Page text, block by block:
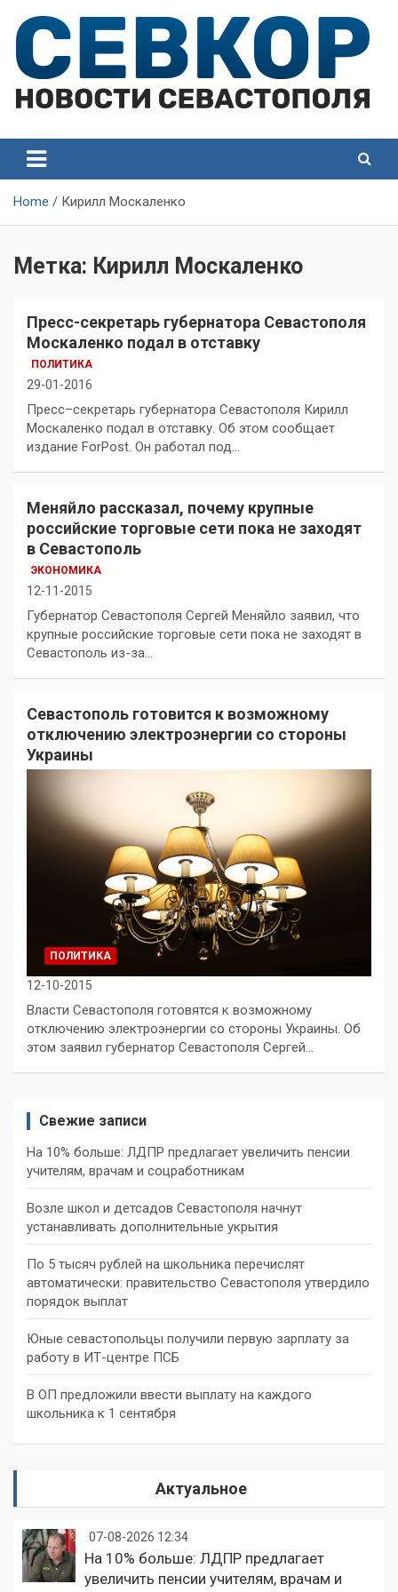
content
Севастополя
Севастополя
Home Кирилл Москаленко
Метка: Кирилл Москаленко
Пресс-секретарь губернатора Севастополя
Москаленко подал в отставку
ПОЛИТИКА
29-01-2016
Пресс–секретарь губернатора Севастополя Кирилл
Москаленко подал в отставку. Об этом сообщает
издание ForPost. Он работал под…
Меняйло рассказал, почему крупные
российские торговые сети пока не заходят
в Севастополь
ЭКОНОМИКА
12-11-2015
Губернатор Севастополя Сергей Меняйло заявил, что
крупные российские торговые сети пока не заходят в
Севастополь из-за…
Севастополь готовится к возможному
отключению электроэнергии со стороны
Украины
ПОЛИТИКА
12-10-2015
Власти Севастополя готовятся к возможному
отключению электроэнергии со стороны Украины. Об
этом заявил губернатор Севастополя Сергей…
Свежие записи
На 10% больше: ЛДПР предлагает увеличить пенсии
учителям, врачам и соцработникам
Возле школ и детсадов Севастополя начнут
устанавливать дополнительные укрытия
По 5 тысяч рублей на школьника перечислят
автоматически: правительство Севастополя утвердило
порядок выплат
Юные севастопольцы получили первую зарплату за
работу в ИТ-центре ПСБ
В ОП предложили ввести выплату на каждого
школьника к 1 сентября
Актуальное
07-08-2026 12:34
На 10% больше: ЛДПР предлагает
увеличить пенсии учителям, врачам и